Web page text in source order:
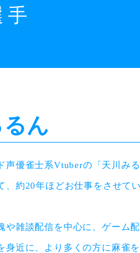
ん
声優雀士系Vtuberの「天川み
、約20年ほどお仕事をさせて
や雑談配信を中心に、ゲーム
身近に、より多くの方に麻雀